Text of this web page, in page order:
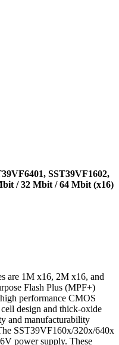
SST39VF1602,
/ 32 Mbit / 64 Mbit (x16)
are 1M x16, 2M x16, and
Flash Plus (MPF+)
performance CMOS
design and thick-oxide
and manufacturability
SST39VF160x/320x/640x
power supply. These